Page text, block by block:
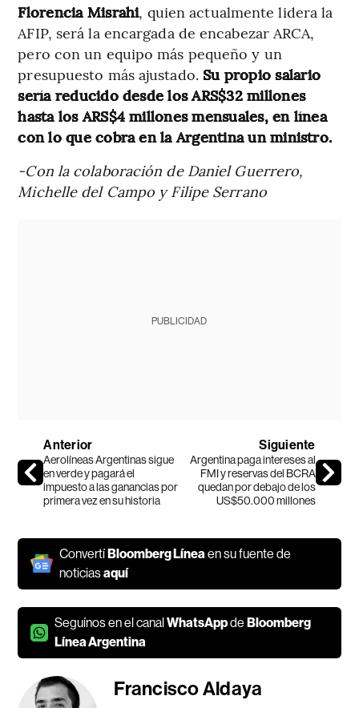
Florencia Misrahi, quien actualmente lidera la
AFIP, será la encargada de encabezar ARCA,
pero con un equipo más pequeño y un
presupuesto más ajustado. Su propio salario
sería reducido desde los ARS$32 millones
hasta los ARS$4 millones mensuales, en línea
con lo que cobra en la Argentina un ministro.
-Con la colaboración de Daniel Guerrero,
Michelle del Campo y Filipe Serrano
PUBLICIDAD
Anterior
Aerolíneas Argentinas sigue
en verde y pagará el
impuesto a las ganancias por
primera vez en su historia
Siguiente
Argentina paga intereses al
FMI y reservas del BCRA
quedan por debajo de los
US$50.000 millones
ConvertíBloomberg Línea en su fuente de
noticiasaquí
Seguínos en el canalWhatsAppdeBloomberg
Línea Argentina
Francisco Aldaya